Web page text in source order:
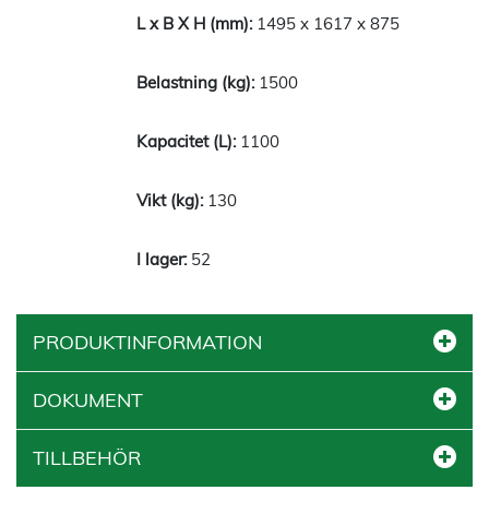
1495 x 1617 x 875
1500
1100
130
52
PRODUKTINFORMATION
DOKUMENT
TILLBEHÖR